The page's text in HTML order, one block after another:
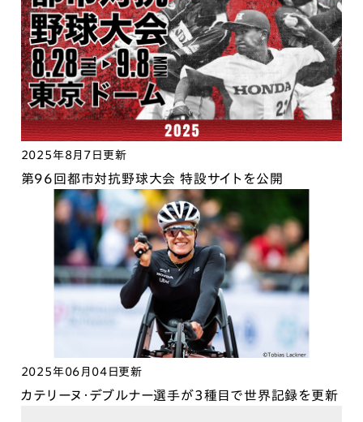
2025年8月7日更新
第96回都市対抗野球大会 特設サイトを公開
2025年06月04日更新
カテリーヌ・デブルナー選手が3種目で世界記録を更新